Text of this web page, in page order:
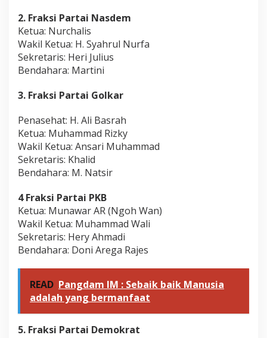
2. Fraksi Partai Nasdem
Ketua: Nurchalis
Wakil Ketua: H. Syahrul Nurfa
Sekretaris: Heri Julius
Bendahara: Martini
3. Fraksi Partai Golkar
Penasehat: H. Ali Basrah
Ketua: Muhammad Rizky
Wakil Ketua: Ansari Muhammad
Sekretaris: Khalid
Bendahara: M. Natsir
4 Fraksi Partai PKB
Ketua: Munawar AR (Ngoh Wan)
Wakil Ketua: Muhammad Wali
Sekretaris: Hery Ahmadi
Bendahara: Doni Arega Rajes
READ Pangdam IM : Sebaik baik Manusia
adalah yang bermanfaat
5. Fraksi Partai Demokrat